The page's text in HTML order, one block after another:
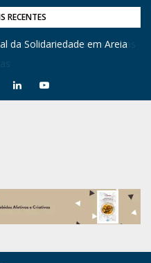
RECENTES
da Solidariedade em Areia